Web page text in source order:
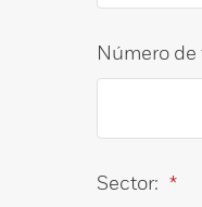
Número
*
Sector: